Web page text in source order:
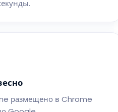
размещено в Chrome